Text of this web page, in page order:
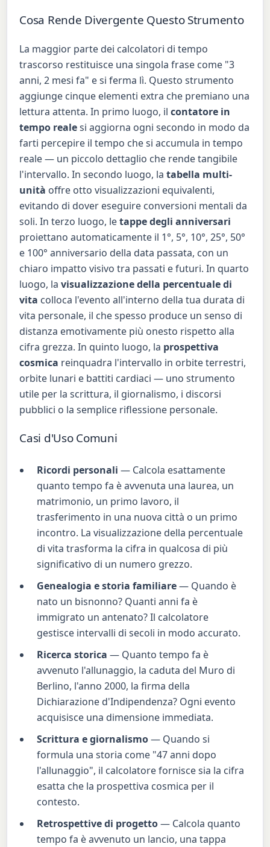
Cosa Rende Divergente Questo Strumento
La maggior parte dei calcolatori di tempo
trascorso restituisce una singola frase come "3
anni, 2 mesi fa" e si ferma lì. Questo strumento
aggiunge cinque elementi extra che premiano una
lettura attenta. In primo luogo, ilcontatore in
tempo realesi aggiorna ogni secondo in modo da
farti percepire il tempo che si accumula in tempo
reale — un piccolo dettaglio che rende tangibile
l'intervallo. In secondo luogo, latabella multi-
unità offre otto visualizzazioni equivalenti,
evitando di dover eseguire conversioni mentali da
soli. In terzo luogo, letappe degli anniversari
proiettano automaticamente il 1°, 5°, 10°, 25°, 50°
e 100° anniversario della data passata, con un
chiaro impatto visivo tra passati e futuri. In quarto
luogo, lavisualizzazione della percentuale di
vita colloca l'evento all'interno della tua durata di
vita personale, il che spesso produce un senso di
distanza emotivamente più onesto rispetto alla
cifra grezza. In quinto luogo, la prospettiva
cosmica reinquadra l'intervallo in orbite terrestri,
orbite lunari e battiti cardiaci — uno strumento
utile per la scrittura, il giornalismo, i discorsi
pubblici o la semplice riflessione personale.
Casi d'Uso Comuni
Ricordi personali — Calcola esattamente
quanto tempo fa è avvenuta una laurea, un
matrimonio, un primo lavoro, il
trasferimento in una nuova città o un primo
incontro. La visualizzazione della percentuale
di vita trasforma la cifra in qualcosa di più
significativo di un numero grezzo.
Genealogia e storia familiare— Quando è
nato un bisnonno? Quanti anni fa è
immigrato un antenato? Il calcolatore
gestisce intervalli di secoli in modo accurato.
Ricerca storica — Quanto tempo fa è
avvenuto l'allunaggio, la caduta del Muro di
Berlino, l'anno 2000, la firma della
Dichiarazione d'Indipendenza? Ogni evento
acquisisce una dimensione immediata.
Scrittura e giornalismo— Quando si
formula una storia come "47 anni dopo
l'allunaggio", il calcolatore fornisce sia la cifra
esatta che la prospettiva cosmica per il
contesto.
Retrospettive di progetto— Calcola quanto
tempo fa è avvenuto un lancio, una tappa